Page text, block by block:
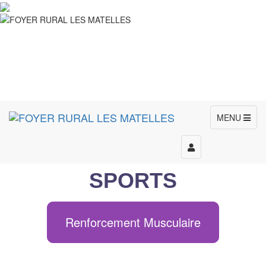
MENU
Toggle
navigation
SPORTS
Renforcement Musculaire